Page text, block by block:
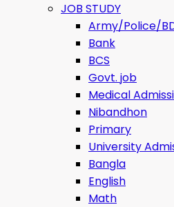
JOB STUDY
Army/Police/
Bank
BCS
Govt. job
Medical
Nibandhon
Primary
University
Bangla
English
Math